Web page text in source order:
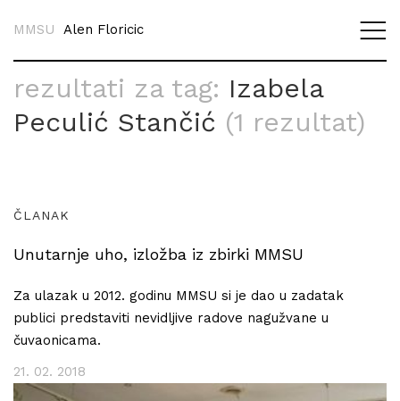
MMSU Alen Floricic
rezultati za tag: Izabela
Peculić Stančić (1 rezultat)
ČLANAK
Unutarnje uho, izložba iz zbirki MMSU
Za ulazak u 2012. godinu MMSU si je dao u zadatak
publici predstaviti nevidljive radove nagužvane u
čuvaonicama.
21. 02. 2018